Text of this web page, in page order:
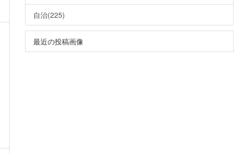
自治(225)
最近の投稿画像